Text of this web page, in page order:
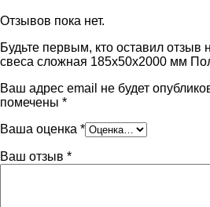
Отзывов пока нет.
Будьте первым, кто оставил отзыв
свеса сложная 185х50х2000 мм
Ваш адрес email не будет
помечены *
Ваша оценка *
Ваш отзыв *